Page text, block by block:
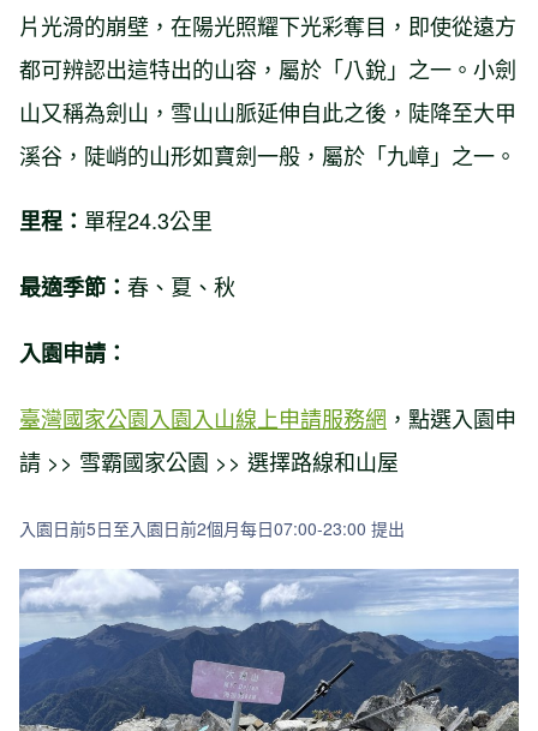
片光滑的崩壁，在陽光照耀下光彩奪目，即使從遠方
都可辨認出這特出的山容，屬於「八銳」之一。小劍
山又稱為劍山，雪山山脈延伸自此之後，陡降至大甲
溪谷，陡峭的山形如寶劍一般，屬於「九嶂」之一。
里程： 單程24.3公里
最適季節： 春、夏、秋
入園申請：
臺灣國家公園入園入山線上申請服務網 ，點選入園申
請 >> 雪霸國家公園 >> 選擇路線和山屋
入園日前5日至入園日前2個月每日07:00-23:00 提出